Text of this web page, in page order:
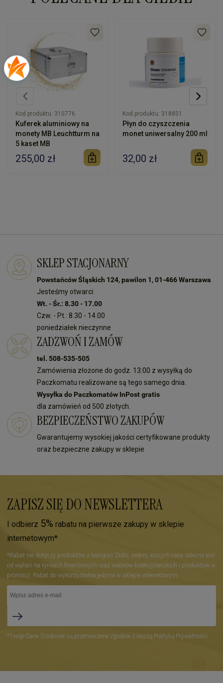
Kod produktu: 310776
Kuferek aluminiowy na
monety MB Leuchtturm na
5 kaset MB
255,00 zł
Kod produktu: 318851
Płyn do czyszczenia
monet uniwersalny 200 ml
32,00 zł
SKLEP STACJONARNY
Powstańców Śląskich 124, pawilon 1, 01-466 Warszawa
Jesteśmy otwarci:
Wt. - Śr.: 8.30 - 17.00
Czw. - Pt.: 8.30 - 14.00
poniedziałek nieczynne
ZADZWOŃ I ZAMÓW
tel. 508-535-505
Zamówienia złożone do godz. 13:00 z wysyłką do
Paczkomatu realizowane są tego samego dnia.
Wysyłka do Paczkomatów InPost gratis
dla zamówień od 500 złotych.
BEZPIECZEŃSTWO ZAKUPÓW
Gwarantujemy wysokiej jakości certyfikowane produkty
oraz bezpieczne zakupy w sklepie
ZAPISZ SIĘ DO NEWSLETTERA
I odbierz 5% rabatu na pierwsze zakupy w sklepie
internetowym*
*Rabat nie dotyczy produktów z kategorii Złoto, srebro, których cena zależna jest
od wahań na rynkach finansowych oraz walorów kolekcjonerskich i produktów w
promocji. Rabat do wykorzystania jedynie w sklepie internetowym.
*Twoje Dane Osobowe są przetwarzane zgodnie z naszą Polityką Prywatności.